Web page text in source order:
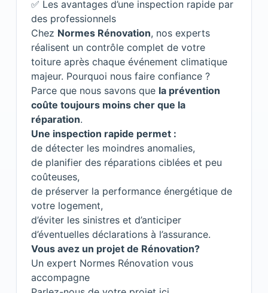
✅ Les avantages d’une inspection rapide par
des professionnels
Chez Normes Rénovation, nos experts
réalisent un contrôle complet de votre
toiture après chaque événement climatique
majeur. Pourquoi nous faire confiance ?
Parce que nous savons que la prévention
coûte toujours moins cher que la
réparation.
Une inspection rapide permet :
de détecter les moindres anomalies,
de planifier des réparations ciblées et peu
coûteuses,
de préserver la performance énergétique de
votre logement,
d’éviter les sinistres et d’anticiper
d’éventuelles déclarations à l’assurance.
Vous avez un projet de Rénovation?
Un expert Normes Rénovation vous
accompagne